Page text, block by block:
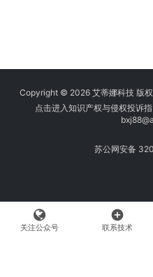
Copyright © 2026 艾蒂娜科技 版权
点击进入知识产权与侵权投诉
bxj88
苏公网安备
关注公众号
add_circle
联系技术